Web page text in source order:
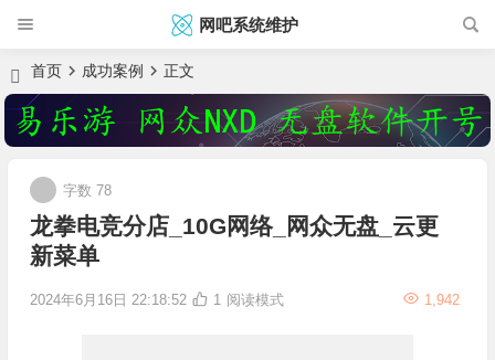
网吧系统维护
首页 成功案例 正文
龙拳电竞分店_10G网络_网众无盘_云更
新菜单
2024年6月16日 22:18:52 1,942
1
字数 78
阅读模式